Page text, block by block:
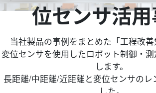
位センサ活
当社製品の事例をまとめた「工程改善
変位センサを使用したロボット制御・
します。
長距離/中距離/近距離と変位センサのレ